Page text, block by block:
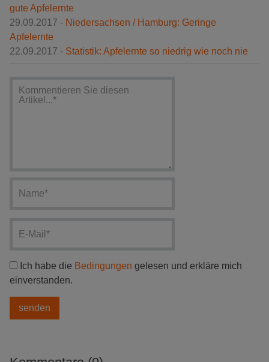
gute Apfelernte
29.09.2017 - Niedersachsen / Hamburg: Geringe
Apfelernte
22.09.2017 - Statistik: Apfelernte so niedrig wie noch nie
Ich habe die Bedingungen gelesen und erkläre mich
einverstanden.